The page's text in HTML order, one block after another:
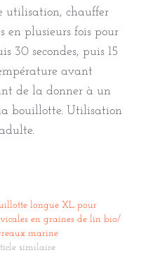
utilisation, chauffer
en plusieurs fois pour
30 secondes, puis 15
avant
de la donner à un
bouillotte. Utilisation
longue XL pour
en graines de lin bio/
marine
similaire